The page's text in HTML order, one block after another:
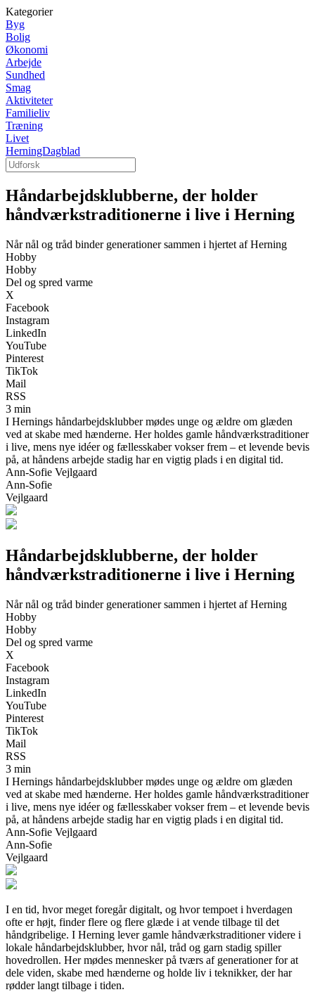
Kategorier
Byg
Bolig
Økonomi
Arbejde
Sundhed
Smag
Aktiviteter
Familieliv
Træning
Livet
HerningDagblad
Håndarbejdsklubberne, der holder
håndværkstraditionerne i live i Herning
Når nål og tråd binder generationer sammen i hjertet af Herning
Hobby
Hobby
Del og spred varme
X
Facebook
Instagram
LinkedIn
YouTube
Pinterest
TikTok
Mail
RSS
3 min
I Hernings håndarbejdsklubber mødes unge og ældre om glæden
ved at skabe med hænderne. Her holdes gamle håndværkstraditioner
i live, mens nye idéer og fællesskaber vokser frem – et levende bevis
på, at håndens arbejde stadig har en vigtig plads i en digital tid.
Ann-Sofie Vejlgaard
Ann-Sofie
Vejlgaard
Håndarbejdsklubberne, der holder
håndværkstraditionerne i live i Herning
Når nål og tråd binder generationer sammen i hjertet af Herning
Hobby
Hobby
Del og spred varme
X
Facebook
Instagram
LinkedIn
YouTube
Pinterest
TikTok
Mail
RSS
3 min
I Hernings håndarbejdsklubber mødes unge og ældre om glæden
ved at skabe med hænderne. Her holdes gamle håndværkstraditioner
i live, mens nye idéer og fællesskaber vokser frem – et levende bevis
på, at håndens arbejde stadig har en vigtig plads i en digital tid.
Ann-Sofie Vejlgaard
Ann-Sofie
Vejlgaard
I en tid, hvor meget foregår digitalt, og hvor tempoet i hverdagen
ofte er højt, finder flere og flere glæde i at vende tilbage til det
håndgribelige. I Herning lever gamle håndværkstraditioner videre i
lokale håndarbejdsklubber, hvor nål, tråd og garn stadig spiller
hovedrollen. Her mødes mennesker på tværs af generationer for at
dele viden, skabe med hænderne og holde liv i teknikker, der har
rødder langt tilbage i tiden.